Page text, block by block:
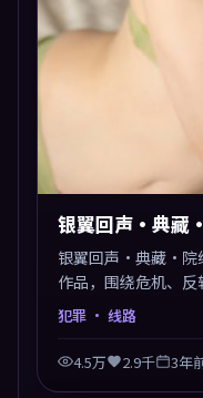
银翼回声·典藏
银翼回声·典藏·院
作品，围绕危机、
凑，值得推荐观看。
犯罪 · 线路
4.5万 2.9千 3年